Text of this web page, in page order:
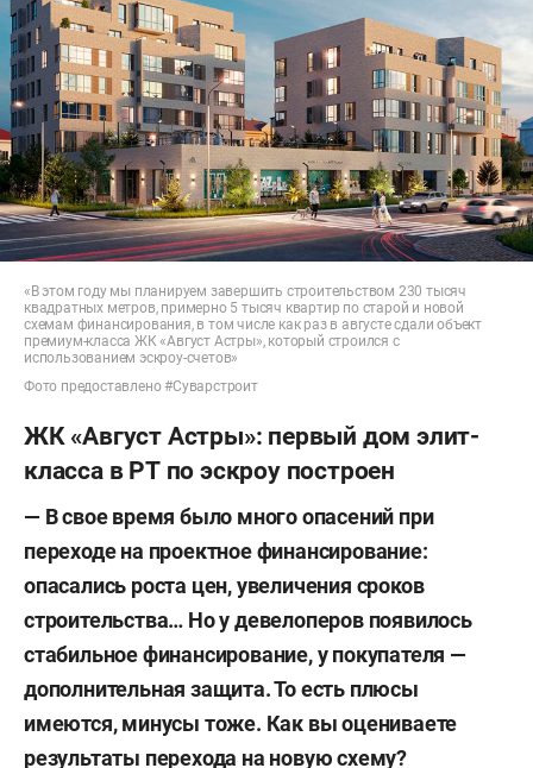
«В этом году мы планируем завершить строительством 230 тысяч
квадратных метров, примерно 5 тысяч квартир по старой и новой
схемам финансирования, в том числе как раз в августе сдали объект
премиум-класса ЖК «Август Астры», который строился с
использованием эскроу-счетов»
Фото предоставлено #Суварстроит
ЖК «Август Астры»: первый дом элит-
класса в РТ по эскроу построен
— В свое время было много опасений при
переходе на проектное финансирование:
опасались роста цен, увеличения сроков
строительства… Но у девелоперов появилось
стабильное финансирование, у покупателя —
дополнительная защита. То есть плюсы
имеются, минусы тоже. Как вы оцениваете
результаты перехода на новую схему?